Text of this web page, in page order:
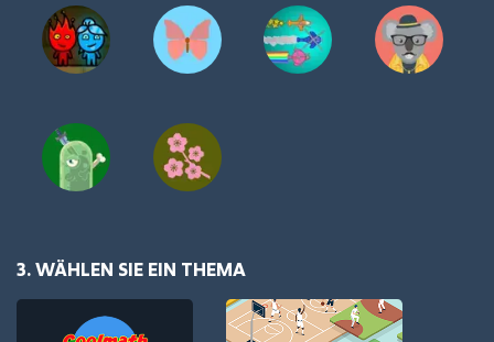
3. WÄHLEN SIE EIN THEMA